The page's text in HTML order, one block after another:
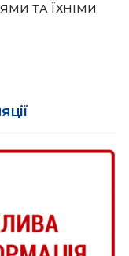
ТА ЇХНІМИ